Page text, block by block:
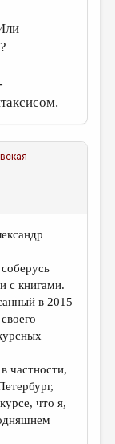
с книгами.
в 2015
частности,
что я,